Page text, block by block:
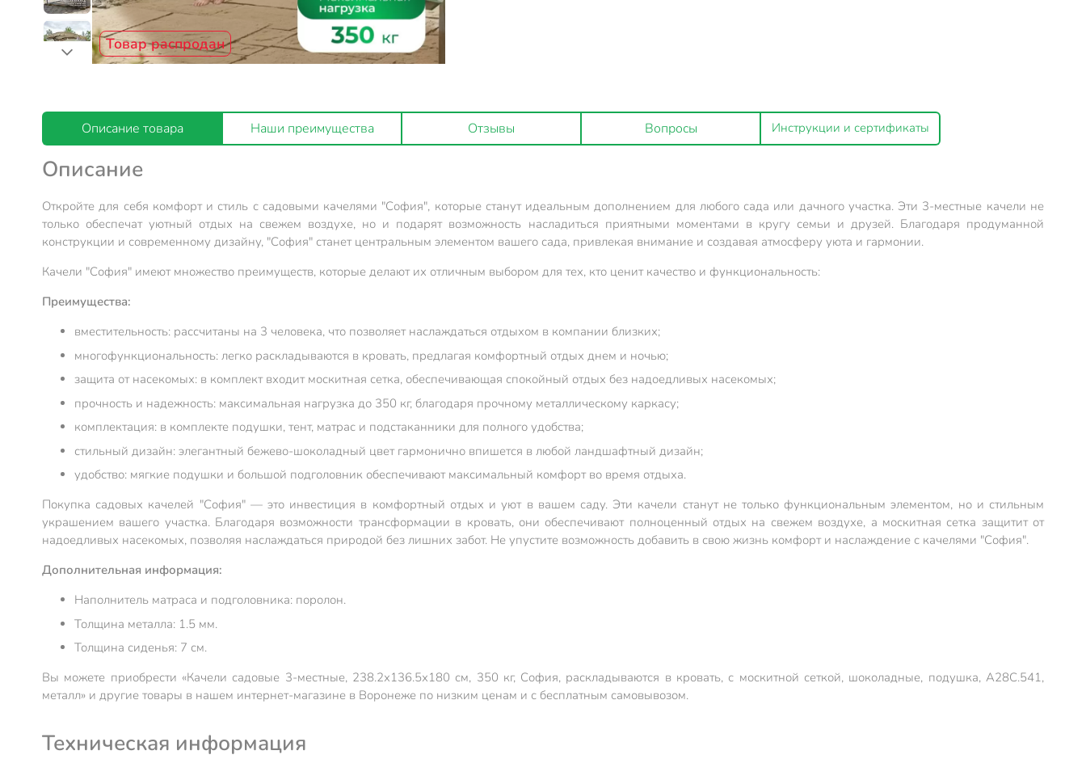
Товар распродан
Описание товара Наши преимущества Отзывы Вопросы Инструкции и сертификаты
Описание
Откройте для себя комфорт и стиль с садовыми качелями "София", которые станут идеальным дополнением для любого сада или дачного участка. Эти 3-местные качели не
только обеспечат уютный отдых на свежем воздухе, но и подарят возможность насладиться приятными моментами в кругу семьи и друзей. Благодаря продуманной
конструкции и современному дизайну, "София" станет центральным элементом вашего сада, привлекая внимание и создавая атмосферу уюта и гармонии.
Качели "София" имеют множество преимуществ, которые делают их отличным выбором для тех, кто ценит качество и функциональность:
Преимущества:
вместительность: рассчитаны на 3 человека, что позволяет наслаждаться отдыхом в компании близких;
многофункциональность: легко раскладываются в кровать, предлагая комфортный отдых днем и ночью;
защита от насекомых: в комплект входит москитная сетка, обеспечивающая спокойный отдых без надоедливых насекомых;
прочность и надежность: максимальная нагрузка до 350 кг, благодаря прочному металлическому каркасу;
комплектация: в комплекте подушки, тент, матрас и подстаканники для полного удобства;
стильный дизайн: элегантный бежево-шоколадный цвет гармонично впишется в любой ландшафтный дизайн;
удобство: мягкие подушки и большой подголовник обеспечивают максимальный комфорт во время отдыха.
Покупка садовых качелей "София" — это инвестиция в комфортный отдых и уют в вашем саду. Эти качели станут не только функциональным элементом, но и стильным
украшением вашего участка. Благодаря возможности трансформации в кровать, они обеспечивают полноценный отдых на свежем воздухе, а москитная сетка защитит от
надоедливых насекомых, позволяя наслаждаться природой без лишних забот. Не упустите возможность добавить в свою жизнь комфорт и наслаждение с качелями "София".
Дополнительная информация:
Наполнитель матраса и подголовника: поролон.
Толщина металла: 1.5 мм.
Толщина сиденья: 7 см.
Вы можете приобрести «Качели садовые 3-местные, 238.2х136.5х180 см, 350 кг, София, раскладываются в кровать, с москитной сеткой, шоколадные, подушка, A28C.541,
металл» и другие товары в нашем интернет-магазине в Воронеже по низким ценам и с бесплатным самовывозом.
Техническая информация